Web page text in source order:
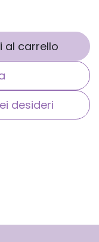
al carrello
desideri